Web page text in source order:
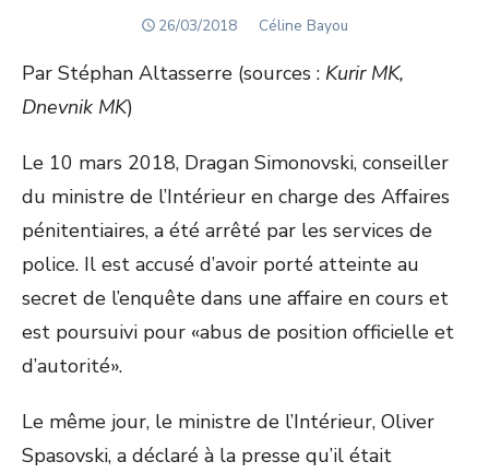
POSTED
26/03/2018 Author
Céline Bayou
Par Stéphan Altasserre (sources : Kurir MK,
Dnevnik MK)
Le 10 mars 2018, Dragan Simonovski, conseiller
du ministre de l’Intérieur en charge des Affaires
pénitentiaires, a été arrêté par les services de
police. Il est accusé d’avoir porté atteinte au
secret de l’enquête dans une affaire en cours et
est poursuivi pour «abus de position officielle et
d’autorité».
Le même jour, le ministre de l’Intérieur, Oliver
Spasovski, a déclaré à la presse qu’il était